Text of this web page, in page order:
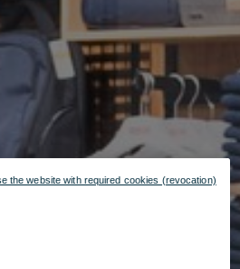
the website with required cookies (revocation)